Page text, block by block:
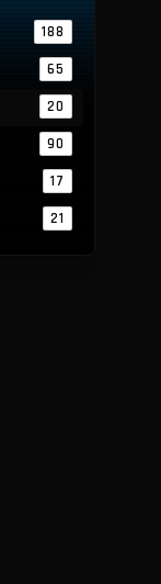
188
65
20
90
17
21